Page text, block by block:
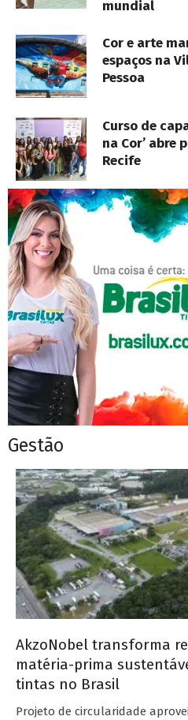
mundial
Cor e arte
espaços na
Pessoa
Curso de
na Cor’ abre
Recife
Gestão
AkzoNobel transforma
matéria-prima
tintas no Brasil
Projeto de circularidade